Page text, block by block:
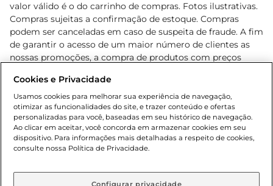
valor válido é o do carrinho de compras. Fotos ilustrativas.
Compras sujeitas a confirmação de estoque. Compras
podem ser canceladas em caso de suspeita de fraude. A fim
de garantir o acesso de um maior número de clientes as
nossas promoções, a compra de produtos com preços
cliente. Os preços, ofertas e condições são exclusivos para
o e-commerce e válidos durante o dia de hoje, podendo
sofrer alterações sem prévia notificação. Proibida a venda
de bebidas alcoólicas para menores de 18 anos, conforme
Lei n.º 8069/90, art. 81, inciso II (Estatuto da Criança e do
Adolescente). Preços e condições exclusivos para o
aviso prévio. O valor mínimo para as compras on-line é de
Cookies e Privacidade
Usamos cookies para melhorar sua experiência de navegação,
otimizar as funcionalidades do site, e trazer conteúdo e ofertas
personalizadas para você, baseadas em seu histórico de navegação.
Ao clicar em aceitar, você concorda em armazenar cookies em seu
dispositivo. Para informações mais detalhadas a respeito de cookies,
consulte nossa Política de Privacidade.
Configurar privacidade